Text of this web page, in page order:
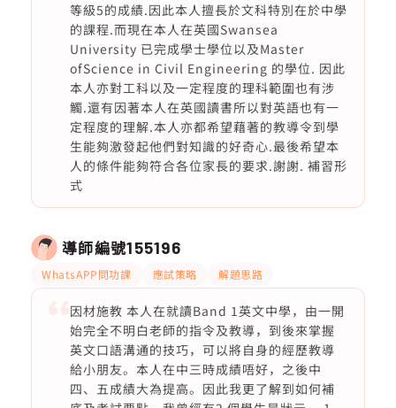
等級5的成績.因此本人擅長於文科特別在於中學
的課程.而現在本人在英國Swansea
University 已完成學士學位以及Master
ofScience in Civil Engineering 的學位. 因此
本人亦對工科以及一定程度的理科範圍也有涉
觸.還有因著本人在英國讀書所以對英語也有一
定程度的理解.本人亦都希望藉著的教導令到學
生能夠激發起他們對知識的好奇心.最後希望本
人的條件能夠符合各位家長的要求.謝謝. 補習形
式
導師編號155196
WhatsAPP問功課 應試策略 解題思路
因材施教 本人在就讀Band 1英文中學，由一開
始完全不明白老師的指令及教導，到後來掌握
英文口語溝通的技巧，可以將自身的經歷教導
給小朋友。本人在中三時成績唔好，之後中
四、五成績大為提高。因此我更了解到如何補